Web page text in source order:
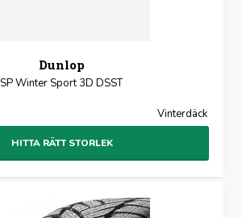
Dunlop
SP Winter Sport 3D DSST
Vinterdäck
HITTA RÄTT STORLEK